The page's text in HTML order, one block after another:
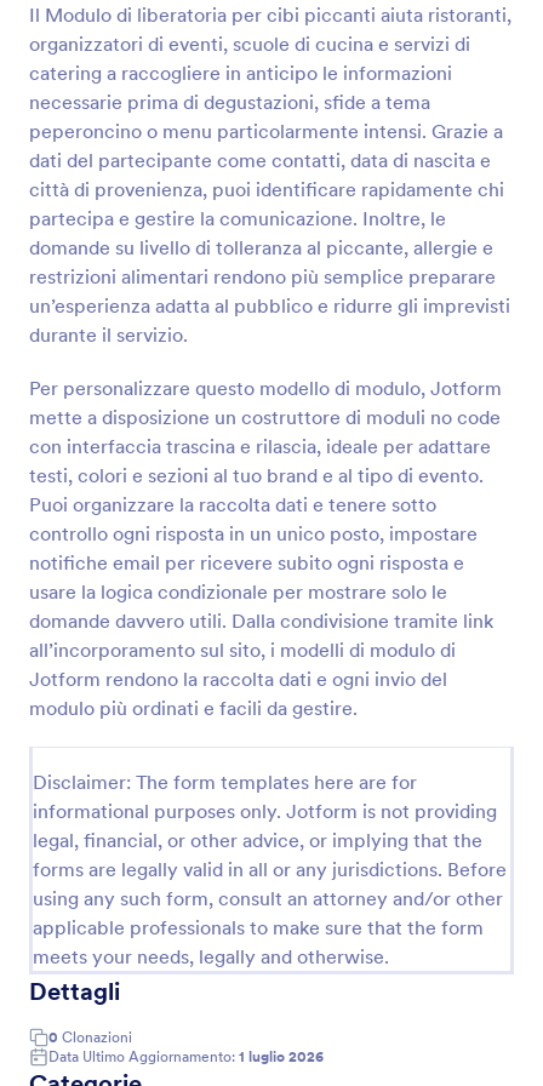
Il Modulo di liberatoria per cibi piccanti aiuta ristoranti,
organizzatori di eventi, scuole di cucina e servizi di
catering a raccogliere in anticipo le informazioni
necessarie prima di degustazioni, sfide a tema
peperoncino o menu particolarmente intensi. Grazie a
dati del partecipante come contatti, data di nascita e
città di provenienza, puoi identificare rapidamente chi
partecipa e gestire la comunicazione. Inoltre, le
domande su livello di tolleranza al piccante, allergie e
restrizioni alimentari rendono più semplice preparare
un’esperienza adatta al pubblico e ridurre gli imprevisti
durante il servizio.
Per personalizzare questo modello di modulo, Jotform
mette a disposizione un costruttore di moduli no code
con interfaccia trascina e rilascia, ideale per adattare
testi, colori e sezioni al tuo brand e al tipo di evento.
Puoi organizzare la raccolta dati e tenere sotto
controllo ogni risposta in un unico posto, impostare
notifiche email per ricevere subito ogni risposta e
usare la logica condizionale per mostrare solo le
domande davvero utili. Dalla condivisione tramite link
all’incorporamento sul sito, i modelli di modulo di
Jotform rendono la raccolta dati e ogni invio del
modulo più ordinati e facili da gestire.
Disclaimer: The form templates here are for
informational purposes only. Jotform is not providing
legal, financial, or other advice, or implying that the
forms are legally valid in all or any jurisdictions. Before
using any such form, consult an attorney and/or other
applicable professionals to make sure that the form
meets your needs, legally and otherwise.
Dettagli
0 Clonazioni
Data Ultimo Aggiornamento: 1 luglio 2026
Anteprima
Un modulo di Consenso per Laminazione e
Colorazione delle Ciglia è un modello progettato per
raccogliere informazioni da potenziali clienti sul loro
interesse in un trattamento di laminazione e
colorazione delle ciglia.
Go to Category:
Moduli per Saloni
Usa Template
Anteprima